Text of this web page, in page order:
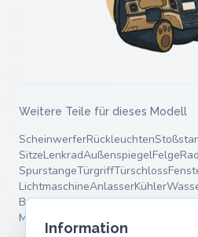
Weitere Teile für dieses Modell
ScheinwerferRückleuchten
SitzeLenkradAußenspiegelFelge
SpurstangeTürgriffTürschloss
LichtmaschineAnlasserKühler
BremsscheibenBremsbeläge
Mittelschalldämpfer
Information